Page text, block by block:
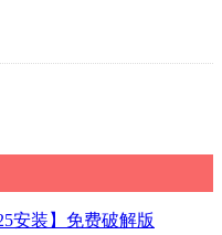
安装】免费破解版